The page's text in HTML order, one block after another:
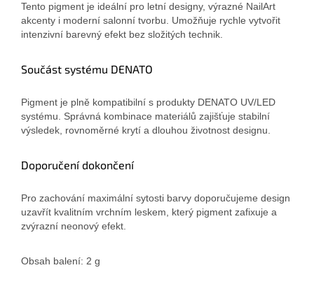
Tento pigment je ideální pro letní designy, výrazné NailArt
akcenty i moderní salonní tvorbu. Umožňuje rychle vytvořit
intenzivní barevný efekt bez složitých technik.
Součást systému DENATO
Pigment je plně kompatibilní s produkty DENATO UV/LED
systému. Správná kombinace materiálů zajišťuje stabilní
výsledek, rovnoměrné krytí a dlouhou životnost designu.
Doporučení dokončení
Pro zachování maximální sytosti barvy doporučujeme design
uzavřít kvalitním vrchním leskem, který pigment zafixuje a
zvýrazní neonový efekt.
Obsah balení: 2 g